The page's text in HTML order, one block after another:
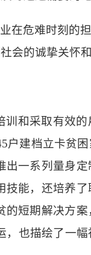
在危难时刻的
会的诚挚关怀
和采取有效
户建档立卡贫
一系列量身
能，还培养
短期解决方
也描绘了一